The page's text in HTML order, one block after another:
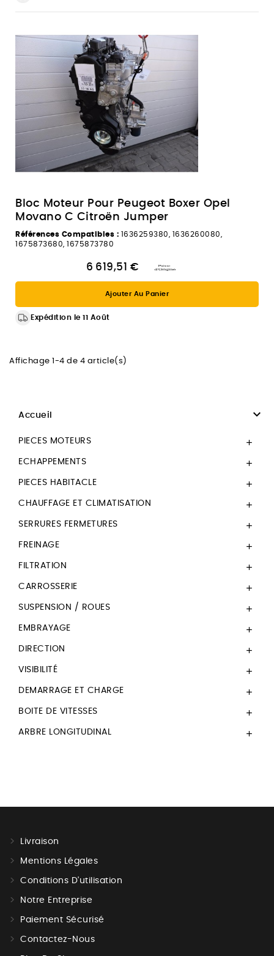
Bloc Moteur Pour Peugeot Boxer Opel
Movano C Citroën Jumper
Références Compatibles : 1636259380, 1636260080,
1675873680, 1675873780
6 619,51 €
Ajouter Au Panier
Expédition le 11 Août
Affichage 1-4 de 4 article(s)
Accueil 
PIECES MOTEURS 
ECHAPPEMENTS 
PIECES HABITACLE 
CHAUFFAGE ET CLIMATISATION 
SERRURES FERMETURES 
FREINAGE 
FILTRATION 
CARROSSERIE 
SUSPENSION / ROUES 
EMBRAYAGE 
DIRECTION 
VISIBILITÉ 
DEMARRAGE ET CHARGE 
BOITE DE VITESSES 
ARBRE LONGITUDINAL 
Livraison
Mentions Légales
Conditions D'utilisation
Notre Entreprise
Paiement Sécurisé
Contactez-Nous